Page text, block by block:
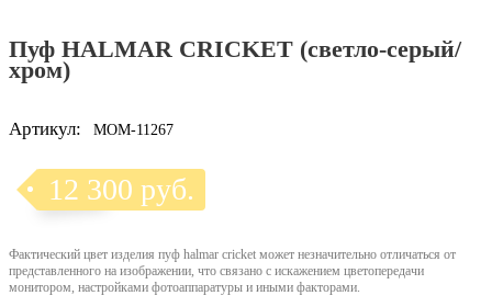
Пуф HALMAR CRICKET (светло-серый/
хром)
Артикул: MOM-11267
12 300 руб.
Фактический цвет изделия пуф halmar cricket может незначительно отличаться от
представленного на изображении, что связано с искажением цветопередачи
монитором, настройками фотоаппаратуры и иными факторами.